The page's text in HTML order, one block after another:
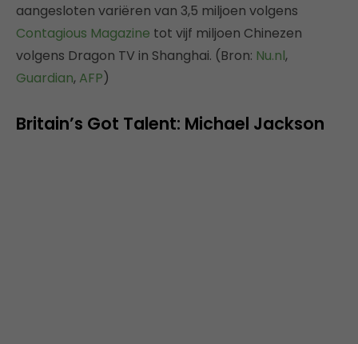
aangesloten variëren van 3,5 miljoen volgens
Contagious Magazine tot vijf miljoen Chinezen
volgens Dragon TV in Shanghai. (Bron: Nu.nl,
Guardian, AFP)
Britain’s Got Talent: Michael Jackson